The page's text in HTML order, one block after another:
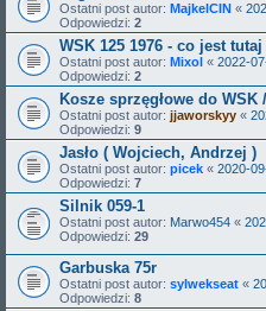
Ostatni post autor: MajkelCIN «
Odpowiedzi: 2
WSK 125 1976 - co jest
Ostatni post autor: Mixol « 2022-
Odpowiedzi: 2
Kosze sprzęgłowe do WSK
Ostatni post autor: jjaworskyy «
Odpowiedzi: 9
Jasło ( Wojciech, Andrzej )
Ostatni post autor: picek « 2020-
Odpowiedzi: 7
Silnik 059-1
Ostatni post autor: Marwo454 «
Odpowiedzi: 29
Garbuska 75r
Ostatni post autor: sylwekseat «
Odpowiedzi: 8